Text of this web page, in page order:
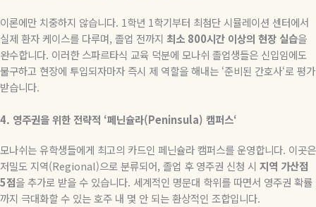
이론에만 치중하지 않습니다. 1학년 1학기부터 최첨단 시뮬레이션 센터에서
실제 환자 케이스를 다루며, 졸업 전까지 최소 800시간 이상의 현장 실습을
완수합니다. 이러한 스파르타식 교육 덕분에 모나쉬 졸업생들은 신입임에도
불구하고 현장에 투입되자마자 즉시 제 역할을 해내는 ‘준비된 간호사‘로 평가
받습니다.
4. 영주권을위한전략적 ‘페닌슐라(Peninsula) 캠퍼스‘
모나쉬는 유학생들에게 최고의 카드인 페닌슐라 캠퍼스를 운영합니다. 이곳은
저밀도 지역(Regional)으로 분류되어, 졸업 후 영주권 신청 시 지역 가산점
5점을 추가로 받을 수 있습니다. 세계적인 명문대 학위를 따면서 영주권 확률
까지 극대화할 수 있는 호주 내 몇 안 되는 환상적인 조합입니다.